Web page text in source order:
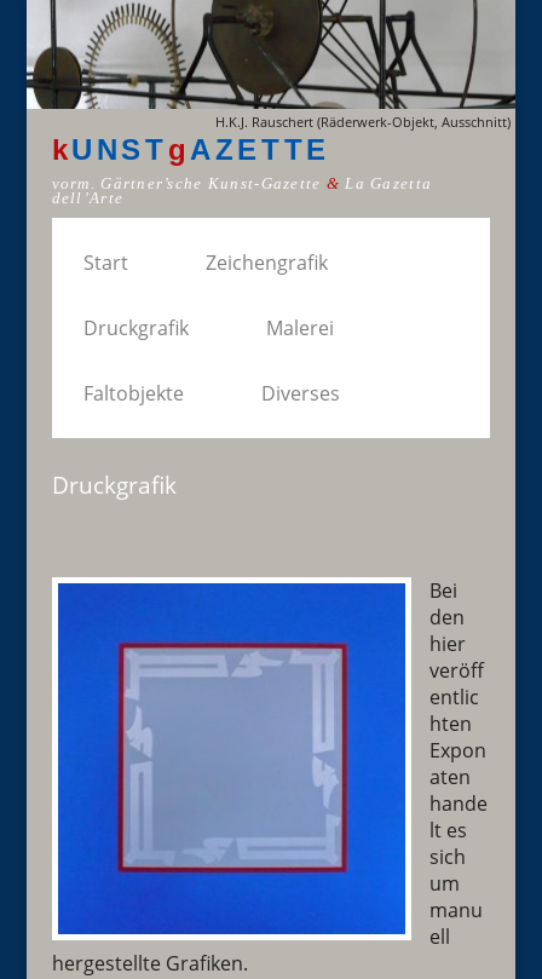
H.K.J. Rauschert (Räderwerk-Objekt, Ausschnitt)
kUNSTg AZETTE
vorm. Gärtner’sche Kunst-Gazette & La Gazetta
dell’Arte
Start Zeichengrafik
Druckgrafik Malerei
Faltobjekte Diverses
Druckgrafik
Bei
den
hier
veröff
entlic
hten
Expon
aten
hande
lt es
sich
um
manu
ell
hergestellte Grafiken.